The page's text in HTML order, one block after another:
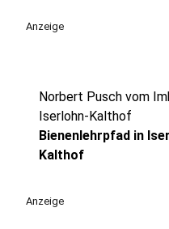
Anzeige
Norbert Pusch vom
Iserlohn-Kalthof
Bienenlehrpfad in
Kalthof
Anzeige